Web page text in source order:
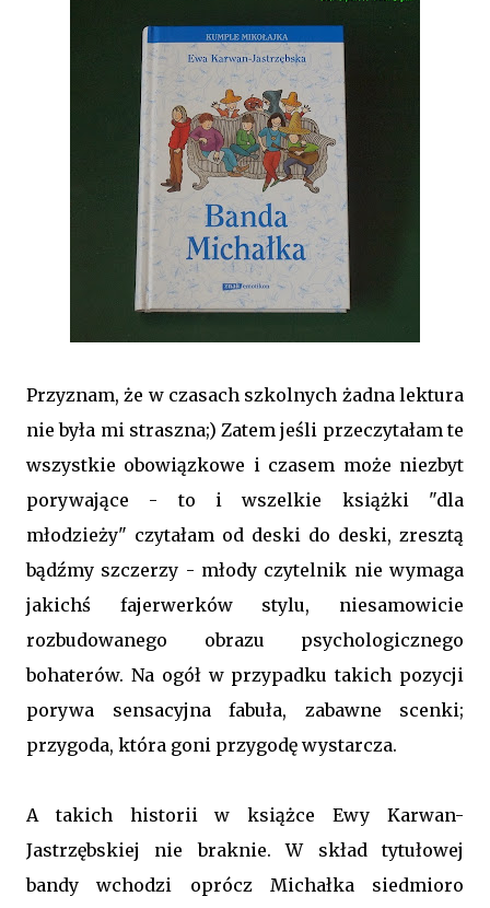
Przyznam, że w czasach szkolnych żadna lektura
nie była mi straszna;) Zatem jeśli przeczytałam te
wszystkie obowiązkowe i czasem może niezbyt
porywające - to i wszelkie książki "dla
młodzieży" czytałam od deski do deski, zresztą
bądźmy szczerzy - młody czytelnik nie wymaga
jakichś fajerwerków stylu, niesamowicie
rozbudowanego obrazu psychologicznego
bohaterów. Na ogół w przypadku takich pozycji
porywa sensacyjna fabuła, zabawne scenki;
przygoda, która goni przygodę wystarcza.
A takich historii w książce Ewy Karwan-
Jastrzębskiej nie braknie. W skład tytułowej
bandy wchodzi oprócz Michałka siedmioro